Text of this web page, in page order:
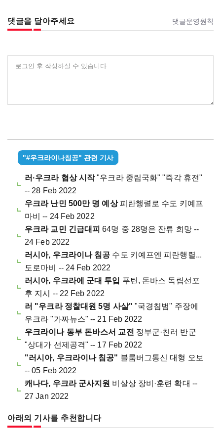
댓글을 달아주세요 댓글운영원칙
로그인 후 작성하실 수 있습니다
"#우크라이나침공" 관련 기사
러·우크라 협상 시작"우크라 중립국화" "즉각 휴전"
-- 28 Feb 2022
우크라 난민 500만 명 예상 피란행렬로 수도 키예프
마비 -- 24 Feb 2022
우크라 교민 긴급대피64명 중 28명은 잔류 희망 --
24 Feb 2022
러시아, 우크라이나 침공 수도 키예프엔 피란행렬...
도로마비 -- 24 Feb 2022
러시아, 우크라에 군대 투입 푸틴, 돈바스 독립선포
후 지시 -- 22 Feb 2022
러 "우크라 정찰대원 5명 사살" "국경침범" 주장에
우크라 "가짜뉴스" -- 21 Feb 2022
우크라이나 동부 돈바스서 교전 정부군·친러 반군
"상대가 선제공격" -- 17 Feb 2022
"러시아, 우크라이나 침공" 블룸버그통신 대형 오보
-- 05 Feb 2022
캐나다, 우크라 군사지원 비살상 장비·훈련 확대 --
27 Jan 2022
아래의 기사를 추천합니다